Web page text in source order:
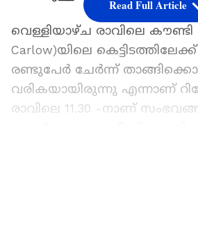
വെള്ളിയാഴ്ച രാവിലെ
Carlow)യിലെ
രണ്ടുപേര്‍ ചേര്‍ന്ന്
വരികയായിരുന്നു എന്നാണ്
രാവിലെ 11.30 -നാണ്
Read Full Article